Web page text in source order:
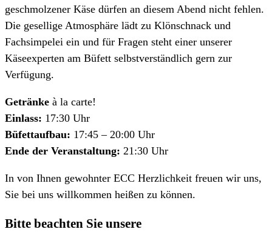
geschmolzener Käse dürfen an diesem Abend nicht fehlen.
Die gesellige Atmosphäre lädt zu Klönschnack und
Fachsimpelei ein und für Fragen steht einer unserer
Käseexperten am Büfett selbstverständlich gern zur
Verfügung.
Getränke à la carte!
Einlass: 17:30 Uhr
Büfettaufbau: 17:45 – 20:00 Uhr
Ende der Veranstaltung: 21:30 Uhr
In von Ihnen gewohnter ECC Herzlichkeit freuen wir uns,
Sie bei uns willkommen heißen zu können.
Bitte beachten Sie unsere